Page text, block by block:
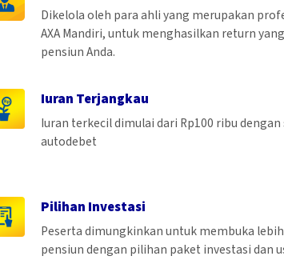
Dikelola oleh para ahli yang merupakan
AXA Mandiri, untuk menghasilkan return
pensiun Anda.
Iuran Terjangkau
Iuran terkecil dimulai dari Rp100 ribu
autodebet
Pilihan Investasi
Peserta dimungkinkan untuk membuka
pensiun dengan pilihan paket investasi dan